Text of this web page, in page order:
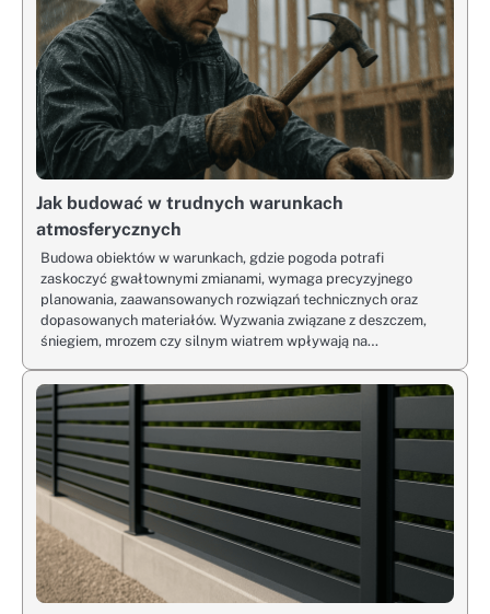
Jak budować w trudnych warunkach
atmosferycznych
Budowa obiektów w warunkach, gdzie pogoda potrafi
zaskoczyć gwałtownymi zmianami, wymaga precyzyjnego
planowania, zaawansowanych rozwiązań technicznych oraz
dopasowanych materiałów. Wyzwania związane z deszczem,
śniegiem, mrozem czy silnym wiatrem wpływają na…